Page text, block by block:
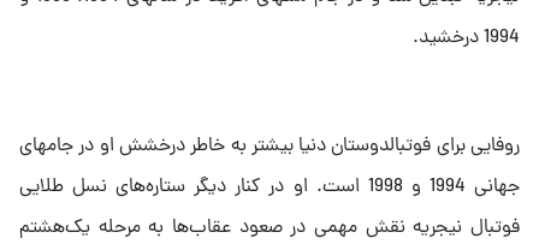
‌‌1994 درخشید. ‌
روفایی برای فوتبالدوستان دنیا بیشتر به خاطر درخشش او در ‌جامهای
جهانی 1994 و 1998 است. او در کنار دیگر ستاره‌های نسل ‌طلایی
فوتبال نیجریه نقش مهمی در صعود عقاب‌ها به مرحله ‌یک‌هشتم